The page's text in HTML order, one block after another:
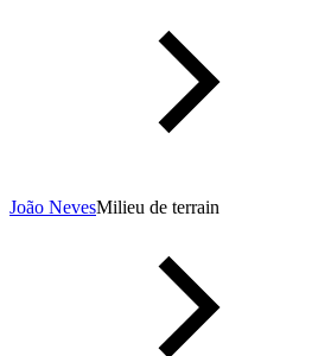
João NevesMilieu de terrain